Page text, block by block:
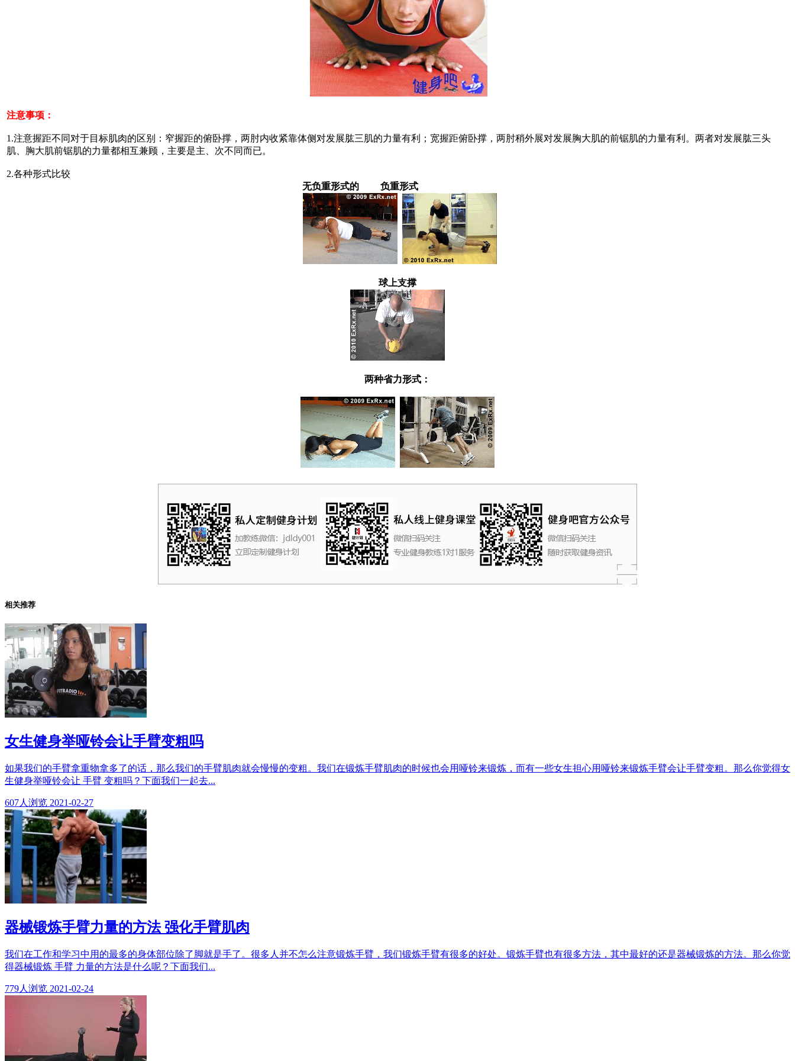
注意事项：
1.注意握距不同对于目标肌肉的区别：窄握距的俯卧撑，两肘内收紧靠体侧对发展肱三肌的力量有利；宽握距俯卧撑，两肘稍外展对发展胸大肌的前锯肌的力量有利。两者对发展肱三头
肌、胸大肌前锯肌的力量都相互兼顾，主要是主、次不同而已。
2.各种形式比较
无负重形式的 负重形式
球上支撑
两种省力形式：
相关推荐
女生健身举哑铃会让手臂变粗吗
如果我们的手臂拿重物拿多了的话，那么我们的手臂肌肉就会慢慢的变粗。我们在锻炼手臂肌肉的时候也会用哑铃来锻炼，而有一些女生担心用哑铃来锻炼手臂会让手臂变粗。那么你觉得女
生健身举哑铃会让 手臂 变粗吗？下面我们一起去...
607人浏览 2021-02-27
器械锻炼手臂力量的方法 强化手臂肌肉
我们在工作和学习中用的最多的身体部位除了脚就是手了。很多人并不怎么注意锻炼手臂，我们锻炼手臂有很多的好处。锻炼手臂也有很多方法，其中最好的还是器械锻炼的方法。那么你觉
得器械锻炼 手臂 力量的方法是什么呢？下面我们...
779人浏览 2021-02-24